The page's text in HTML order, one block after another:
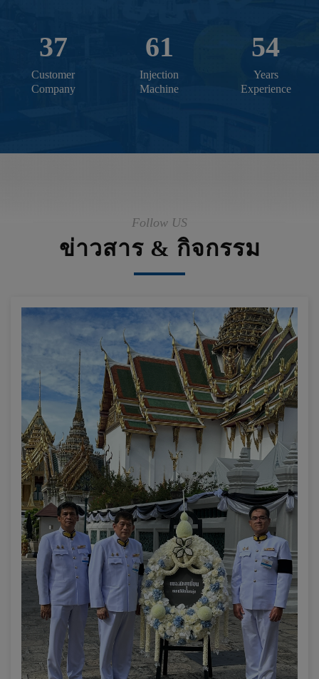
37
Customer
Company
61
Injection
Machine
54
Years
Experience
Follow US
ข่าวสาร & กิจกรรม